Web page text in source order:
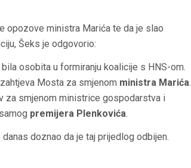
opozove ministra Marića te da je slao
Šeks je odgovorio:
osobita u formiranju koalicije s HNS-om.
Mosta za smjenom ministra Marića.
za smjenom ministrice gospodarstva i
premijera Plenkovića.
doznao da je taj prijedlog odbijen.